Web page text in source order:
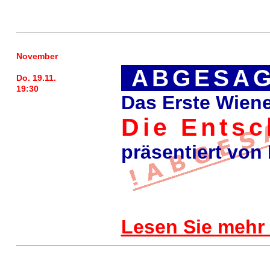
November
Do. 19.11.
19:30
Das Erste
Die
präsentiert von
Lesen Sie mehr